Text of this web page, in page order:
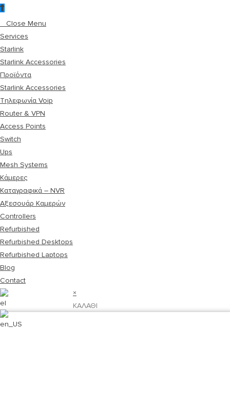
Close Menu
Services
Starlink
Starlink Accessories
Προϊόντα
Starlink Accessories
Τηλεφωνία Voip
Router & VPN
Access Points
Switch
Ups
Mesh Systems
Κάμερες
Καταγραφικά – NVR
Αξεσουάρ Καμερών
Controllers
Refurbished
Refurbished Desktops
Refurbished Laptops
Blog
Contact
×
ΚΑΛΑΘΙ